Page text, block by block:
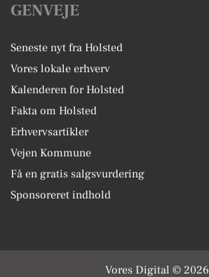
GENVEJE
Seneste nyt fra Holsted
Vores lokale erhverv
Kalenderen for Holsted
Fakta om Holsted
Erhvervsartikler
Vejen Kommune
Få en gratis salgsvurdering
Sponsoreret indhold
Vores Digital © 2026